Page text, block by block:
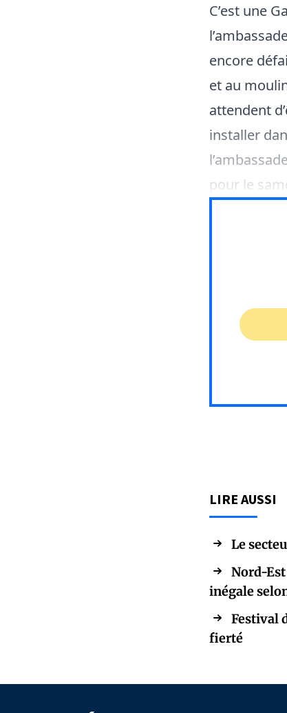
C’est une
encore
et au
attendent
installer
pour le
LIRE AUSSI
Le
Nord-
inégale
Festival
fierté